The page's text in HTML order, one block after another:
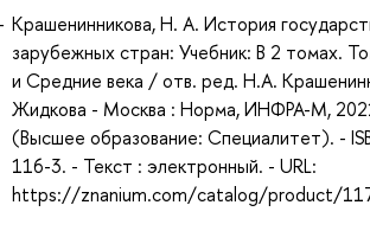
Крашенинникова, Н. А. История
зарубежных стран: Учебник: В 2 томах.
и Средние века / отв. ред. Н.А.
Жидкова - Москва : Норма, ИНФРА-М,
(Высшее образование: Специалитет). -
116-3. - Текст : электронный. - URL:
https://znanium.com/catalog/product/